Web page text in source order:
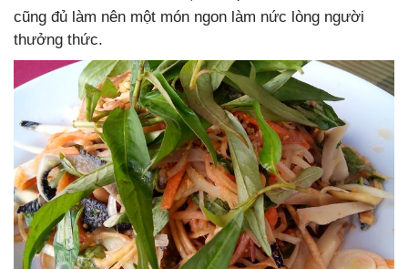
cũng đủ làm nên một món ngon làm nức lòng người
thưởng thức.